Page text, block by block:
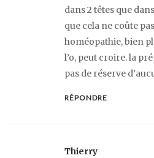
dans 2 têtes que
que cela ne coûte
homéopathie, bien
l’o, peut croire. la
pas de réserve
RÉPONDRE
Thierry